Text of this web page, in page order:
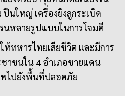
นใหญ่ เครื่องยิงลูกระเบิด
นหลายรูปแบบในการโจมตี
ห้ทหารไทยเสียชีวิต และมีการ
าชนใน 4 อำเภอชายแดน
ไปยังพื้นที่ปลอดภัย